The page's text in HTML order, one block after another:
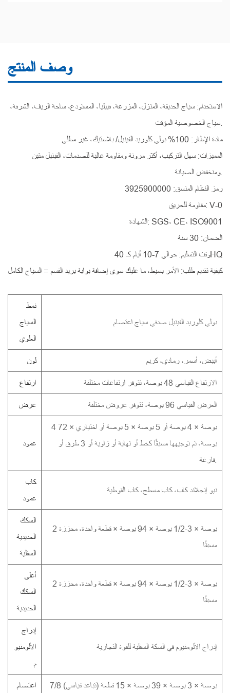
وصف المنتج
الاستخدام: سياج الحديقة، المنزل، المزرعة، فييليا، المستودع، ساحة الريف، الشرفة،
مادة الإطار: 100% بولي كلوريد الفينيل/ بلاستيك، غير مطلي
المميزات: سهل التركيب، أكثر مرونة ومقاومة عالية للصدمات، الفينيل متين
ومنخفض الصيانة.
رمز النظام المنسق: 3925900000
مقاومة للحريق: V-0
الشهادة: SGS، CE، ISO9001
الضمان: 30 سنة
وقت التسليم: حوالي 7-10 أيام كـ 40HQ
كيفية تقديم طلب: الأمر بسيط، ما عليك سوى إضافة بوابة بريد القسم = السياج الكامل
نمط
السياج
العلوي
بولي كلوريد الفينيل صدفي سياج اعتصام
لون أبيض، أسمر، رمادي، كريم
ارتفاع الارتفاع القياسي 48 بوصة، تتوفر ارتفاعات مختلفة
عرض العرض القياسي 96 بوصة، تتوفر عروض مختلفة
عمود
4 بوصة × 4 بوصة أو 5 بوصة × 5 بوصة أو اختياري × 72
بوصة، تم توجيهها مسبقًا كخط أو نهاية أو زاوية أو 3 طرق أو
فارغة.
كاب
عمود
نيو إنجلاند كاب، كاب مسطح، كاب القوطية
السكك
الحديدية
السفلية
2 بوصة × 3-1/2 بوصة × 94 بوصة × قطعة واحدة، محززة
مسبقًا
أعلى
السكك
الحديدية
2 بوصة × 3-1/2 بوصة × 94 بوصة × قطعة واحدة، محززة
مسبقًا
إدراج
الألومنيو
م
إدراج الألومنيوم في السكة السفلية للقوة التجارية
اعتصام 7/8 بوصة × 3 بوصة × 39 بوصة × 15 قطعة (تباعد قياسي)